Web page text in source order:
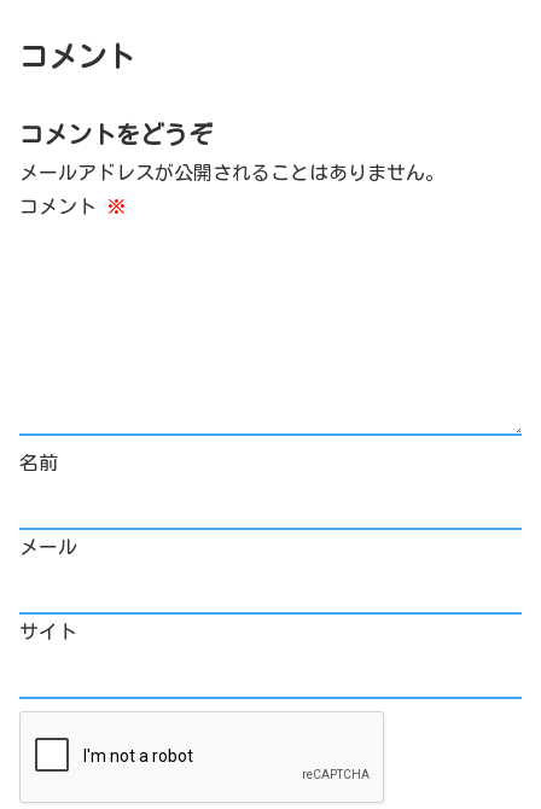
コメント
コメントをどうぞ
メールアドレスが公開されることはありません。
コメント
※
名前
メール
サイト